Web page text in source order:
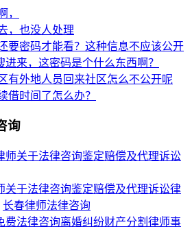
，
，也没人处理
要密码才能看？这种信息不应该公开
进来，这密码是个什么东西啊？
有外地人员回来社区怎么不公开呢
借时间了怎么办？
询
关于法律咨询鉴定赔偿及代理诉讼律
长春律师法律咨询